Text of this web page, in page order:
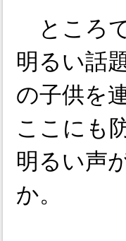
ところ
明るい話
の子供を
ここにも
明るい声
か。